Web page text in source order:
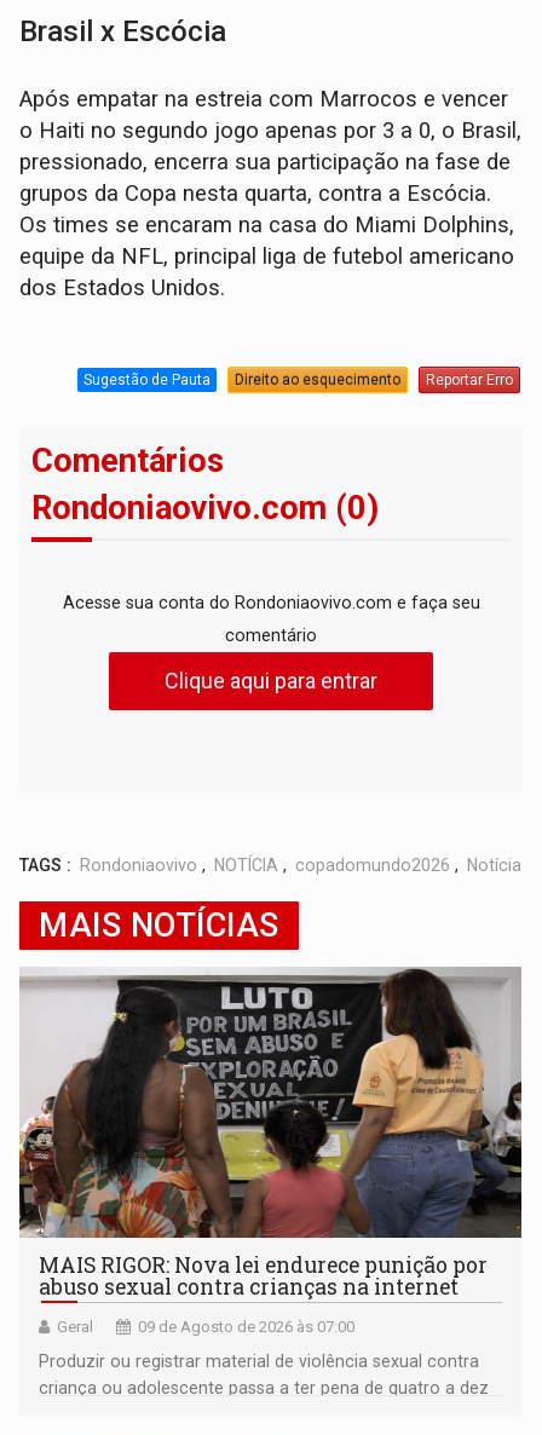
Brasil x Escócia
Após empatar na estreia com Marrocos e vencer
o Haiti no segundo jogo apenas por 3 a 0, o Brasil,
pressionado, encerra sua participação na fase de
grupos da Copa nesta quarta, contra a Escócia.
Os times se encaram na casa do Miami Dolphins,
equipe da NFL, principal liga de futebol americano
dos Estados Unidos.
Sugestão de Pauta Direito ao esquecimento Reportar Erro
Comentários
Rondoniaovivo.com (0)
Acesse sua conta do Rondoniaovivo.com e faça seu
comentário
Clique aqui para entrar
TAGS : Rondoniaovivo , NOTÍCIA , copadomundo2026 , Notícia
MAIS NOTÍCIAS
MAIS RIGOR: Nova lei endurece punição por
abuso sexual contra crianças na internet
Geral 09 de Agosto de 2026 às 07:00
Produzir ou registrar material de violência sexual contra
criança ou adolescente passa a ter pena de quatro a dez